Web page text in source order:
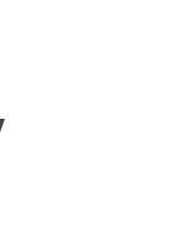
Periódico